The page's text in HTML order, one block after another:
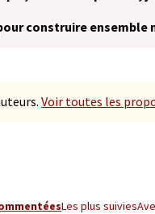
construire ensemble
Voir toutes les
Les plus suivies